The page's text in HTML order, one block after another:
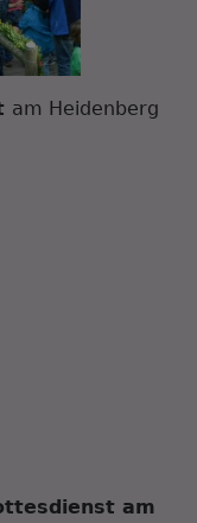
am Heidenberg
am